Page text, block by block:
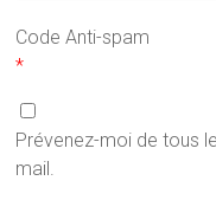
Code Anti-spam
*
Prévenez-moi de tous
mail.